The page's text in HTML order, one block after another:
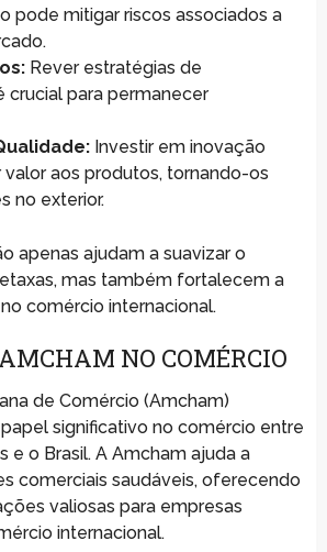
pode mitigar riscos associados a
Rever estratégias de
crucial para permanecer
Investir em inovação
aos produtos, tornando-os
no exterior.
apenas ajudam a suavizar o
mas também fortalecem a
comércio internacional.
NO COMÉRCIO
de Comércio (Amcham)
significativo no comércio entre
e o Brasil. A Amcham ajuda a
comerciais saudáveis, oferecendo
valiosas para empresas
internacional.